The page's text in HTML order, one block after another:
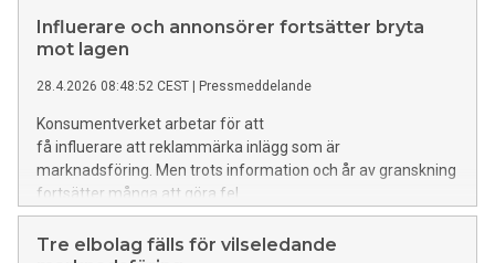
Influerare och annonsörer fortsätter bryta
mot lagen
28.4.2026 08:48:52 CEST Pressmeddelande
Konsumentverket arbetar för att
få influerare att reklammärka inlägg som är
marknadsföring. Men trots information och år av granskning
fortsätter många att göra fel.
Tre elbolag fälls för vilseledande